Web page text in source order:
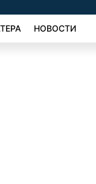
НОВОСТИ